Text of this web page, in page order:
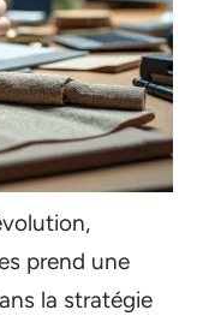
prend une
la stratégie